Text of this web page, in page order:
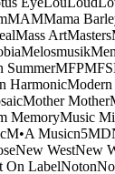
MAMMama
Mass ArtMasters
Melosmusik
SummerMFPMFS
HarmonicModern
Mother Mother
MemoryMusic
M•A Musicn5MD
New WestNew
On LabelNoton